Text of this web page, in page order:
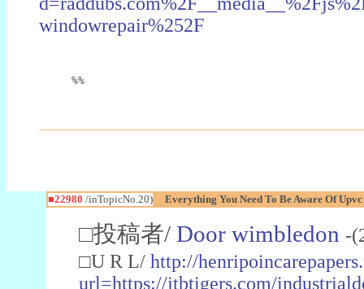
windowrepair%252F
%%
■22980 /inTopicNo.20) Everything You Need To Be Aware Of
□投稿者/ Door wimbledon -
□U R L/ http://
url=https://jtbtigers.com/